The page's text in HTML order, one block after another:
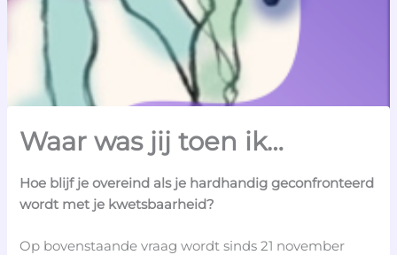
Waar was jij toen ik…
Hoe blijf je overeind als je hardhandig geconfronteerd
wordt met je kwetsbaarheid?
Op bovenstaande vraag wordt sinds 21 november